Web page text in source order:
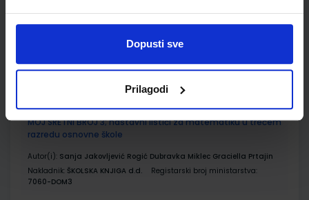
Dopusti sve
Prilagodi
SKU:567178 CIJENA:12,00 €
MOJ SRETNI BROJ 3; nastavni listići za matematiku u trećem
razredu osnovne škole
Autor(i): Sanja Jakovljević Rogić Dubravka Miklec Graciella Prtajin
Nakladnik: ŠKOLSKA KNJIGA d.d.
Registarski broj ministarstva:
7060-DOM3